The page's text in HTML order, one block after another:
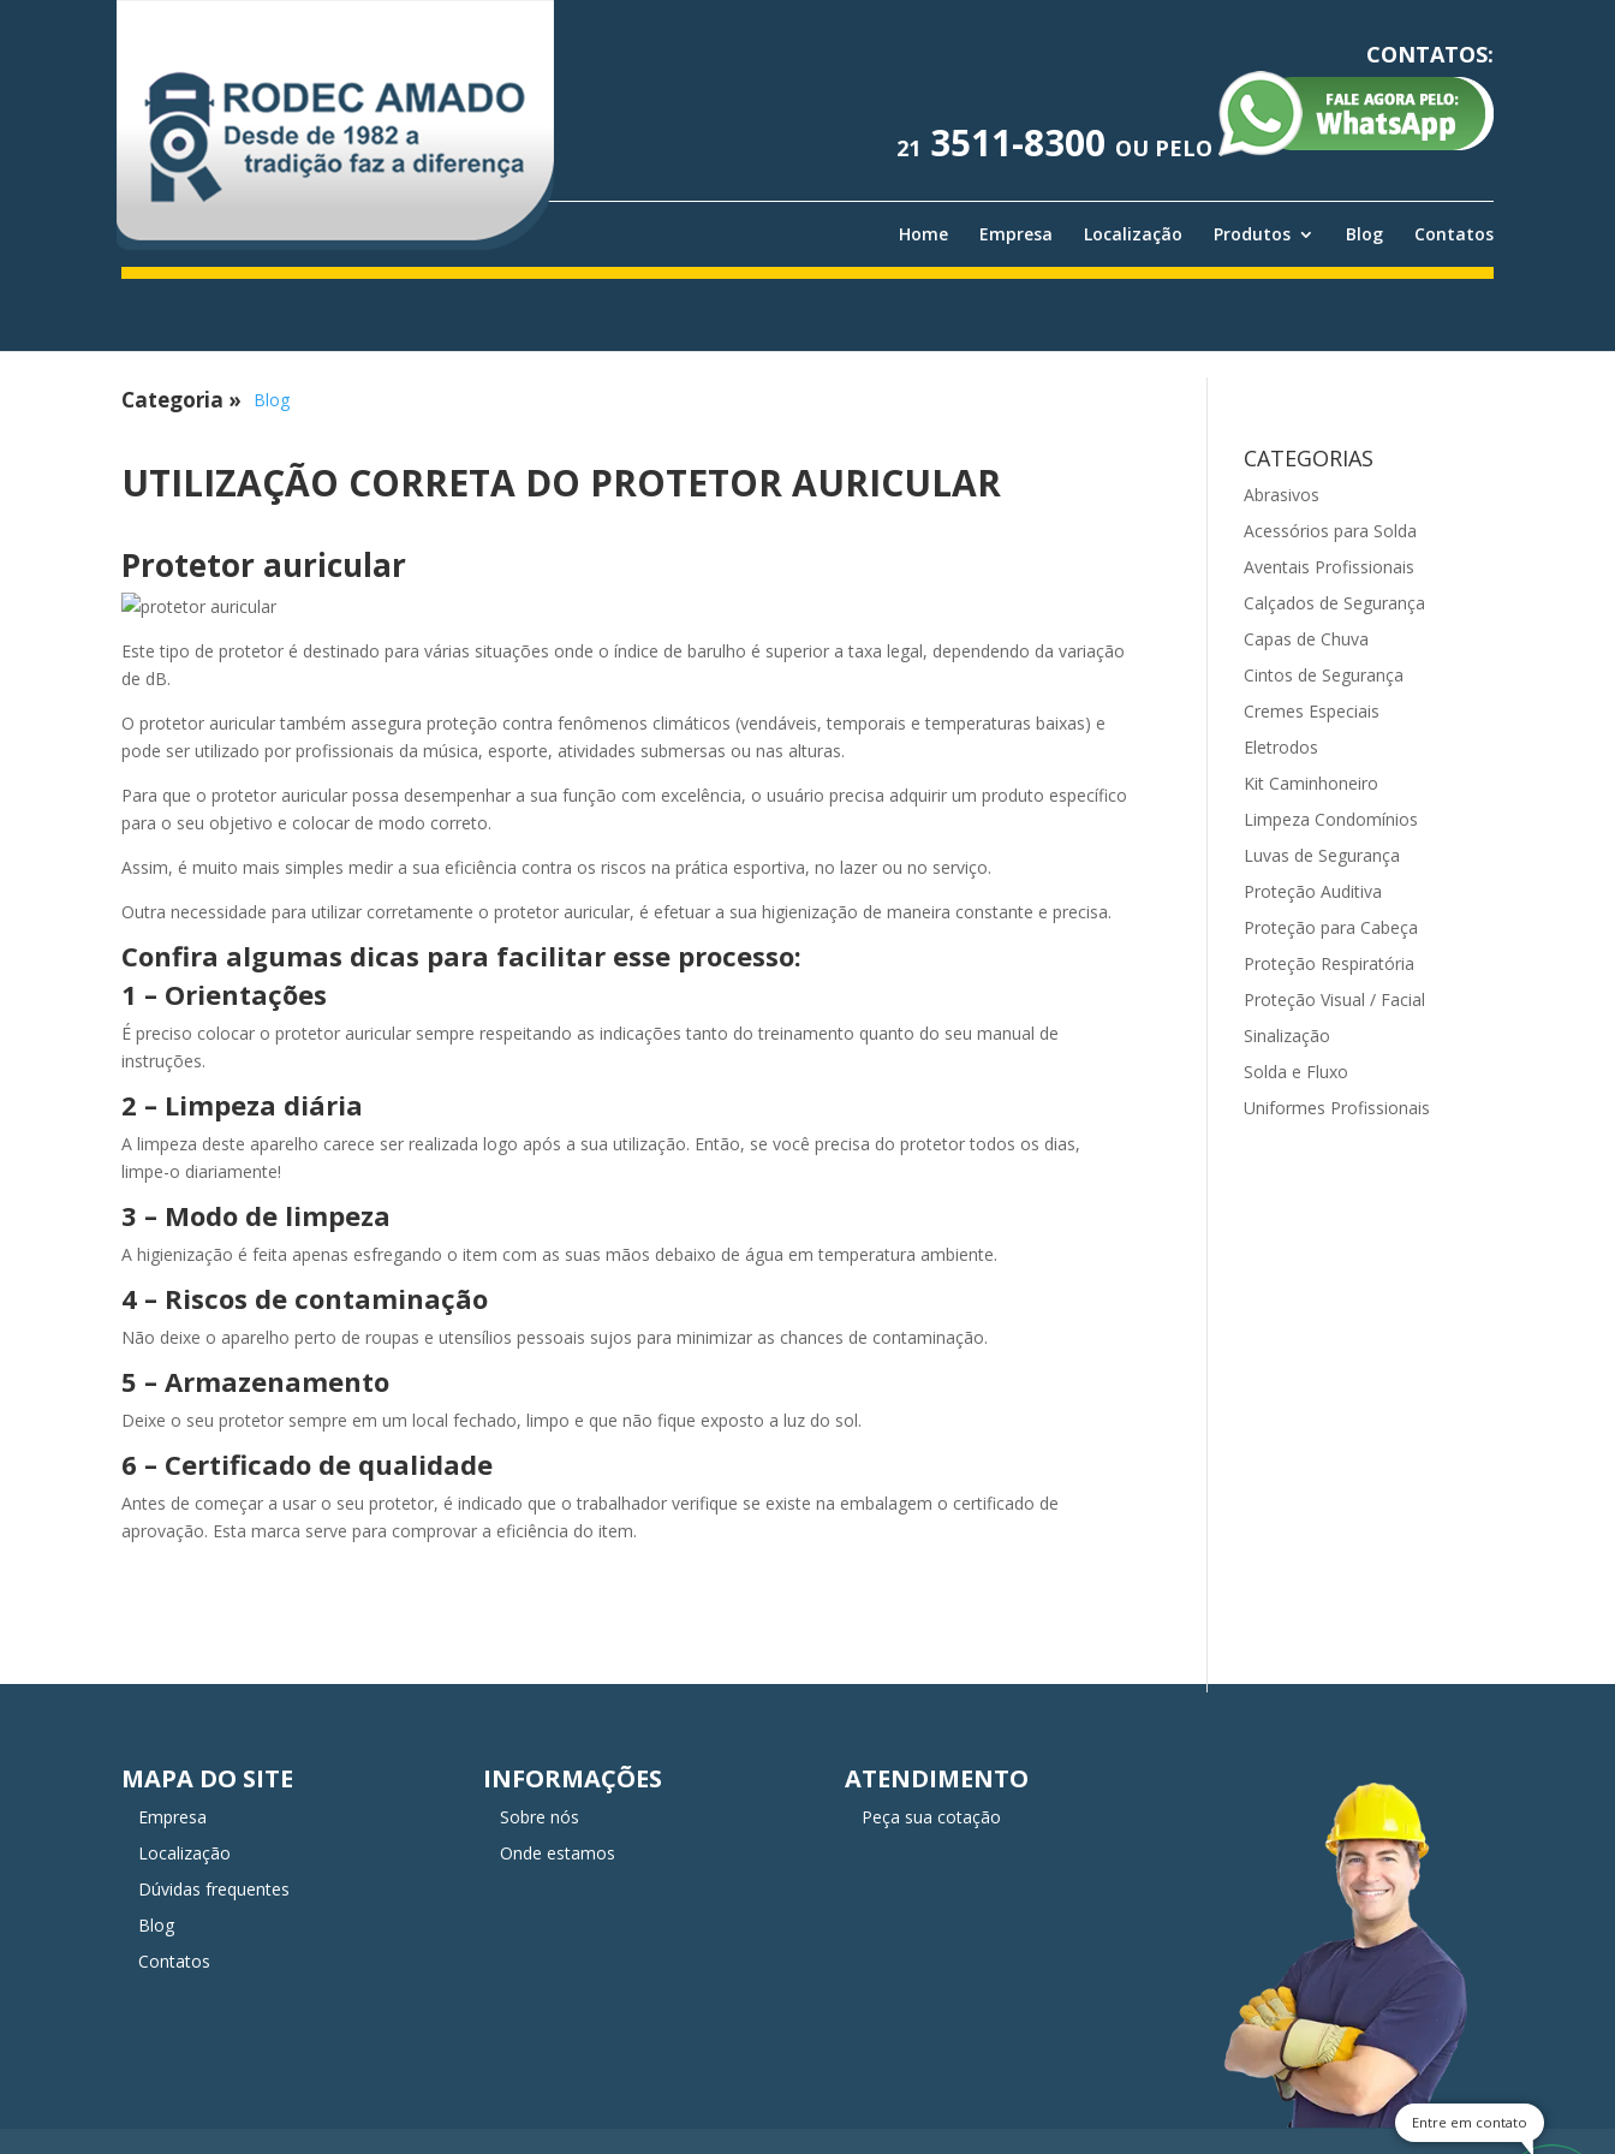
CONTATOS:
21 3511-8300 OU PELO
Home Empresa Localização Produtos Blog Contatos
Categoria » Blog
UTILIZAÇÃO CORRETA DO PROTETOR AURICULAR
Protetor auricular
Este tipo de protetor é destinado para várias situações onde o índice de barulho é superior a taxa legal, dependendo da variação
de dB.
O protetor auricular também assegura proteção contra fenômenos climáticos (vendáveis, temporais e temperaturas baixas) e
pode ser utilizado por profissionais da música, esporte, atividades submersas ou nas alturas.
Para que o protetor auricular possa desempenhar a sua função com excelência, o usuário precisa adquirir um produto específico
para o seu objetivo e colocar de modo correto.
Assim, é muito mais simples medir a sua eficiência contra os riscos na prática esportiva, no lazer ou no serviço.
Outra necessidade para utilizar corretamente o protetor auricular, é efetuar a sua higienização de maneira constante e precisa.
Confira algumas dicas para facilitar esse processo:
1 – Orientações
É preciso colocar o protetor auricular sempre respeitando as indicações tanto do treinamento quanto do seu manual de
instruções.
2 – Limpeza diária
A limpeza deste aparelho carece ser realizada logo após a sua utilização. Então, se você precisa do protetor todos os dias,
limpe-o diariamente!
3 – Modo de limpeza
A higienização é feita apenas esfregando o item com as suas mãos debaixo de água em temperatura ambiente.
4 – Riscos de contaminação
Não deixe o aparelho perto de roupas e utensílios pessoais sujos para minimizar as chances de contaminação.
5 – Armazenamento
Deixe o seu protetor sempre em um local fechado, limpo e que não fique exposto a luz do sol.
6 – Certificado de qualidade
Antes de começar a usar o seu protetor, é indicado que o trabalhador verifique se existe na embalagem o certificado de
aprovação. Esta marca serve para comprovar a eficiência do item.
CATEGORIAS
Abrasivos
Acessórios para Solda
Aventais Profissionais
Calçados de Segurança
Capas de Chuva
Cintos de Segurança
Cremes Especiais
Eletrodos
Kit Caminhoneiro
Limpeza Condomínios
Luvas de Segurança
Proteção Auditiva
Proteção para Cabeça
Proteção Respiratória
Proteção Visual / Facial
Sinalização
Solda e Fluxo
Uniformes Profissionais
MAPA DO SITE
Empresa
Localização
Dúvidas frequentes
Blog
Contatos
INFORMAÇÕES
Sobre nós
Onde estamos
ATENDIMENTO
Peça sua cotação
Entre em contato